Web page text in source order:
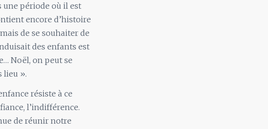
une période où il est
encore d’histoire
de se souhaiter de
des enfants est
Noël, on peut se
lieu ».
résiste à ce
l’indifférence.
de réunir notre